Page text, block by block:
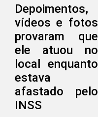
Depoimentos,
vídeos e fotos
provaram que
ele atuou no
local enquanto
estava
afastado pelo
INSS